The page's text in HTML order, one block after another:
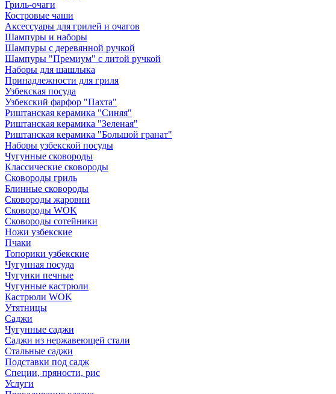
Гриль-очаги
Костровые чаши
Аксессуары для грилей и очагов
Шампуры и наборы
Шампуры с деревянной ручкой
Шампуры "Премиум" с литой ручкой
Наборы для шашлыка
Принадлежности для гриля
Узбекская посуда
Узбекский фарфор "Пахта"
Риштанская керамика "Синяя"
Риштанская керамика "Зеленая"
Риштанская керамика "Большой гранат"
Наборы узбекской посуды
Чугунные сковороды
Классические сковороды
Сковороды гриль
Блинные сковороды
Сковороды жаровни
Сковороды WOK
Сковороды сотейники
Ножи узбекские
Пчаки
Топорики узбекские
Чугунная посуда
Чугунки печные
Чугунные кастрюли
Кастрюли WOK
Утятницы
Саджи
Чугунные саджи
Саджи из нержавеющей стали
Стальные саджи
Подставки под садж
Специи, пряности, рис
Услуги